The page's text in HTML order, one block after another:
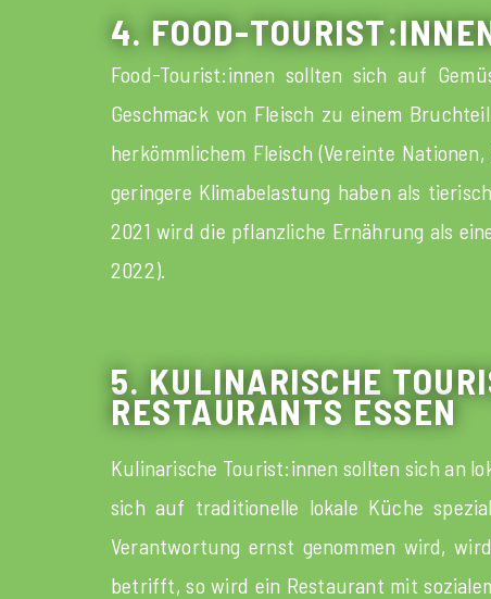
4. FOOD-
Food-Tourist:innen sollten sich auf
Geschmack von Fleisch zu einem
herkömmlichem Fleisch (Vereinte
geringere Klimabelastung haben als
2021 wird die pflanzliche Ernährung als
2022).
5. KULINARISCHE
RESTAURANTS ESSEN
Kulinarische Tourist:innen sollten sich an
sich auf traditionelle lokale Küche
Verantwortung ernst genommen wird,
betrifft, so wird ein Restaurant mit